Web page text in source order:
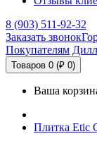
8 (903) 511-92-32
Заказать звонок
Покупателям
Товаров 0 (₽ 0)
Ваша
Плитка Etic